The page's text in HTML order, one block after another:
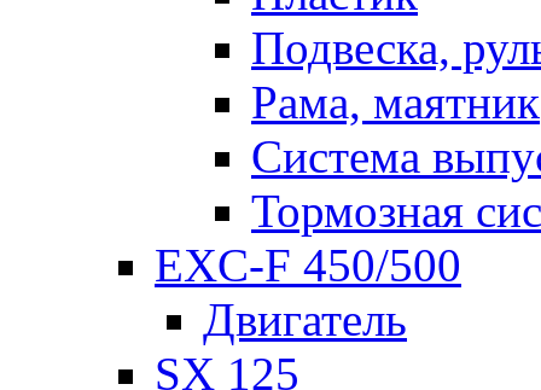
Подвеска,
Рама, маятник
Система
Тормозная
EXC-F 450/500
Двигатель
SX 125